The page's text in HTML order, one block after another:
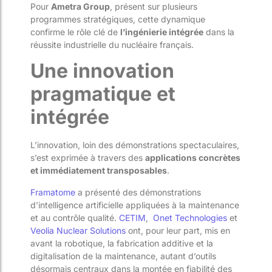
Pour Ametra Group , présent sur plusieurs
programmes stratégiques, cette dynamique
confirme le rôle clé de l’ingénierie intégrée dans la
réussite industrielle du nucléaire français.
Une innovation
pragmatique et
intégrée
L’innovation, loin des démonstrations spectaculaires,
s’est exprimée à travers des applications concrètes
et immédiatement transposables.
Framatome a présenté des démonstrations
d’intelligence artificielle appliquées à la maintenance
et au contrôle qualité. CETIM Onet Technologies et
Veolia Nuclear Solutions ont, pour leur part, mis en
avant la robotique, la fabrication additive et la
digitalisation de la maintenance, autant d’outils
désormais centraux dans la montée en fiabilité des